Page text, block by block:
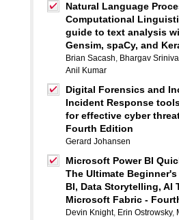
Natural Language
Computational
guide to text analysis
Gensim, spaCy, and
Brian Sacash, Bhargav
Anil Kumar
Digital Forensics and
Incident Response
for effective cyber
Fourth Edition
Gerard Johansen
Microsoft Power BI
The Ultimate
BI, Data Storytelling, AI
Microsoft Fabric -
Devin Knight, Erin Ostrowsky,